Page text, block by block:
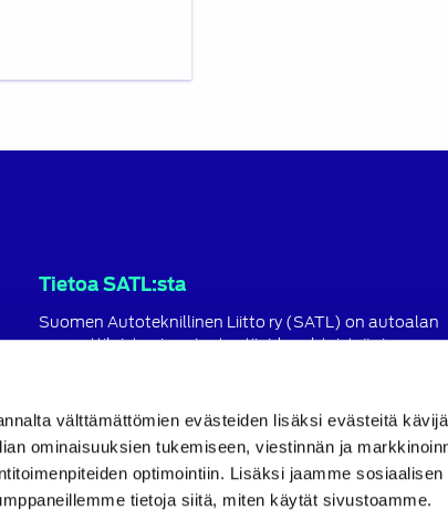
välttämättömien evästeiden lisäksi evästeitä
ominaisuuksien tukemiseen, viestinnän ja
optimointiin. Lisäksi jaamme sosiaalisen
tietoja siitä, miten käytät sivustoamme.
Tietoa SATL:sta
Suomen Autoteknillinen Liitto ry (SATL) on autoalan
ammattilaisten ja asiantuntijoiden yhteistyö- ja
tavoitteena on ylläpitää ja kehittää koko autoalan
ja ammattitaitoa.
Lue lisää